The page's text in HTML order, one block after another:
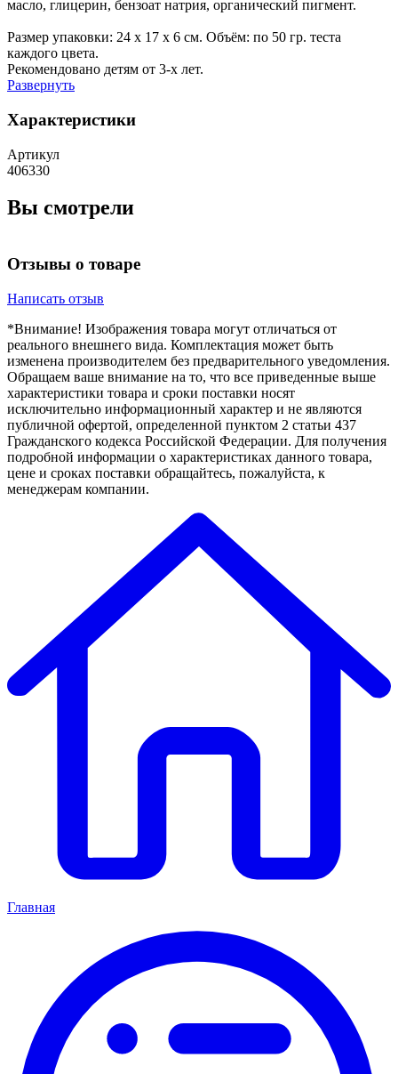
масло, глицерин, бензоат натрия, органический пигмент.
Размер упаковки: 24 х 17 х 6 см. Объём: по 50 гр. теста
каждого цвета.
Рекомендовано детям от 3-х лет.
Развернуть
Характеристики
Артикул
406330
Вы смотрели
Отзывы о товаре
Написать отзыв
*Внимание! Изображения товара могут отличаться от
реального внешнего вида. Комплектация может быть
изменена производителем без предварительного уведомления.
Обращаем ваше внимание на то, что все приведенные выше
характеристики товара и сроки поставки носят
исключительно информационный характер и не являются
публичной офертой, определенной пунктом 2 статьи 437
Гражданского кодекса Российской Федерации. Для получения
подробной информации о характеристиках данного товара,
цене и сроках поставки обращайтесь, пожалуйста, к
менеджерам компании.
Главная